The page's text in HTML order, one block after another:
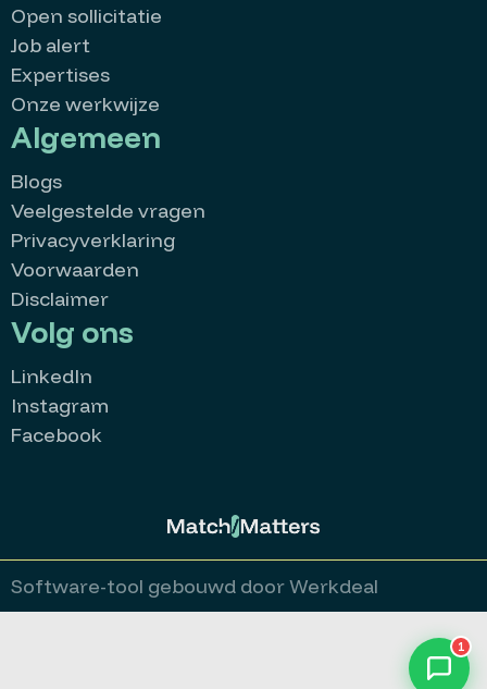
1
Kan ik je ergens mee helpen?
Stuur een whatsappje
Open sollicitatie
Job alert
Expertises
Onze werkwijze
Algemeen
Blogs
Veelgestelde vragen
Privacyverklaring
Voorwaarden
Disclaimer
Volg ons
LinkedIn
Instagram
Facebook
Software-tool gebouwd door Werkdeal